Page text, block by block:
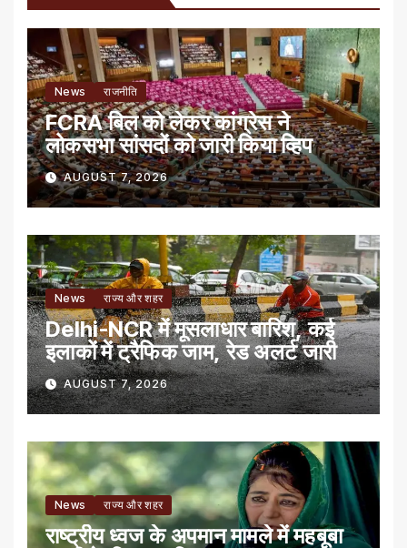
News राजनीति
FCRA बिल को लेकर कांग्रेस ने
लोकसभा सांसदों को जारी किया व्हिप
AUGUST 7, 2026
News राज्य और शहर
Delhi-NCR में मूसलाधार बारिश, कई
इलाकों में ट्रैफिक जाम, रेड अलर्ट जारी
AUGUST 7, 2026
News राज्य और शहर
राष्ट्रीय ध्वज के अपमान मामले में महबूबा